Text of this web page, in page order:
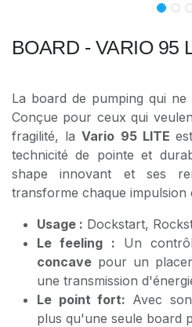
BOARD - VARIO 95
La board de pumping qui
Conçue pour ceux qui
fragilité, la Vario 95 LITE
technicité de pointe et
shape innovant et ses
transforme chaque impulsion
Usage : Dockstart,
Le feeling : Un
concave pour un
une transmission
Le point fort: Avec
plus qu'une seule board